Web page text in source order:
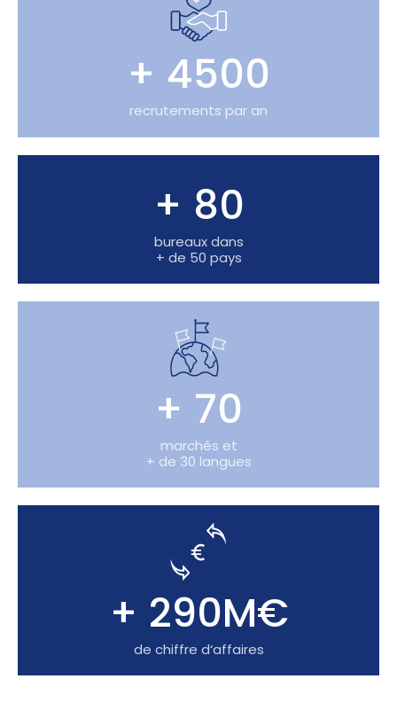
+ 4500
recrutements par an
+ 80
bureaux dans
+ de 50 pays
+ 70
marchés et
+ de 30 langues
+ 290M€
de chiffre d‘affaires